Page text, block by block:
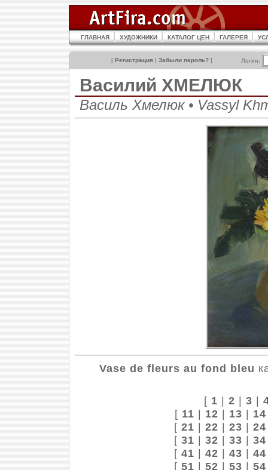
ГЛАВНАЯ ХУДОЖНИКИ КАТАЛОГ ЦЕН ГАЛЕРЕЯ
[ Регистрация | Забыли пароль? ] Логин:
Василий ХМЕЛЮК
Василь Хмелюк • Vassyl
Vase de fleurs au fond bleu
[ 1 | 2 | 3 |
[ 11 | 12 | 13 | 14
[ 21 | 22 | 23 | 24
[ 31 | 32 | 33 | 34
[ 41 | 42 | 43 | 44
[ 51 | 52 | 53 | 54